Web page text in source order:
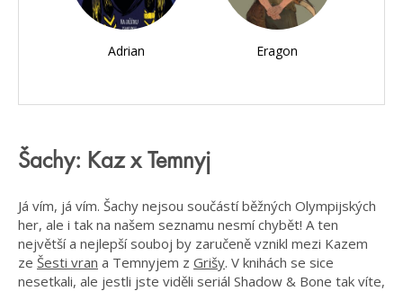
Adrian Eragon
Šachy: Kaz x Temnyj
Já vím, já vím. Šachy nejsou součástí běžných Olympijských
her, ale i tak na našem seznamu nesmí chybět! A ten
největší a nejlepší souboj by zaručeně vznikl mezi Kazem
ze Šesti vran a Temnyjem z Grišy. V knihách se sice
nesetkali, ale jestli jste viděli seriál Shadow & Bone tak víte,